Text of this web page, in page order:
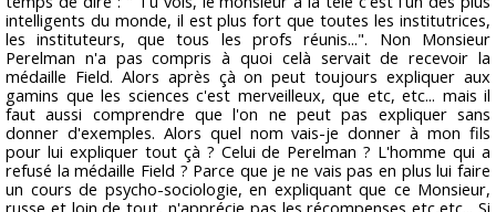
intelligents du monde, il est plus fort que toutes les institutrices,
les instituteurs, que tous les profs réunis...". Non Monsieur
Perelman n'a pas compris à quoi celà servait de recevoir la
médaille Field. Alors après çà on peut toujours expliquer aux
gamins que les sciences c'est merveilleux, que etc, etc... mais il
faut aussi comprendre que l'on ne peut pas expliquer sans
donner d'exemples. Alors quel nom vais-je donner à mon fils
pour lui expliquer tout çà ? Celui de Perelman ? L'homme qui a
refusé la médaille Field ? Parce que je ne vais pas en plus lui faire
un cours de psycho-sociologie, en expliquant que ce Monsieur,
russe et loin de tout, n'apprécie pas les récompenses etc,etc... Si